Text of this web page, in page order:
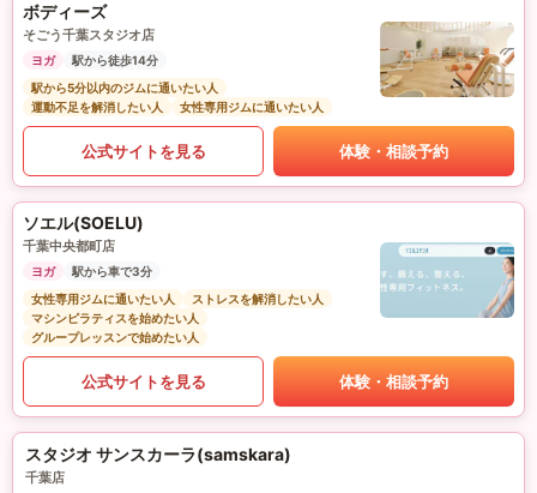
ボディーズ
そごう千葉スタジオ店
ヨガ
駅から徒歩14分
駅から5分以内のジムに通いたい人
運動不足を解消したい人
女性専用ジムに通いたい人
公式サイトを見る 体験・相談予約
ソエル(SOELU)
千葉中央都町店
ヨガ
駅から車で3分
女性専用ジムに通いたい人
ストレスを解消したい人
マシンピラティスを始めたい人
グループレッスンで始めたい人
公式サイトを見る 体験・相談予約
スタジオ サンスカーラ(samskara)
千葉店